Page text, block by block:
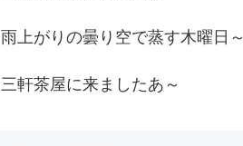
雨上がりの曇り空で蒸す木曜日～
三軒茶屋に来ましたあ～